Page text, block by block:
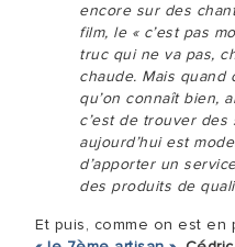
encore sur des
film, le « c’est pas
truc qui ne va pas,
chaude. Mais quand
qu’on connaît bien,
c’est de trouver des
aujourd’hui est
d’apporter un
des produits de
Et puis, comme on est en